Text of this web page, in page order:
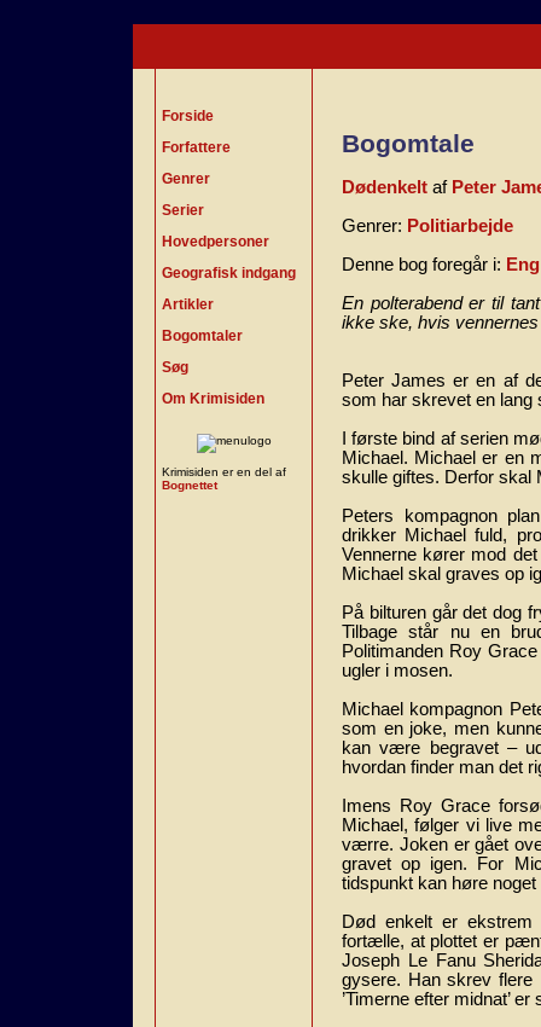
Forside
Forfattere
Genrer
Serier
Hovedpersoner
Geografisk indgang
Artikler
Bogomtaler
Søg
Om Krimisiden
Krimisiden er en del af
Bognettet
Bogomtale
Dødenkelt af Peter
Genrer: Politiarbejde
Denne bog foregår i:
En polterabend er til
ikke ske, hvis
Peter James er en af
som har skrevet en lang
I første bind af serien
Michael. Michael er en
skulle giftes. Derfor skal
Peters kompagnon
drikker Michael fuld,
Vennerne kører mod
Michael skal graves op
På bilturen går det dog
Tilbage står nu en
Politimanden Roy
ugler i mosen.
Michael kompagnon
som en joke, men
kan være begravet –
hvordan finder man det
Imens Roy Grace
Michael, følger vi live
værre. Joken er gået
gravet op igen. For
tidspunkt kan høre
Død enkelt er
fortælle, at plottet er
Joseph Le Fanu
gysere. Han skrev flere
’Timerne efter midnat’